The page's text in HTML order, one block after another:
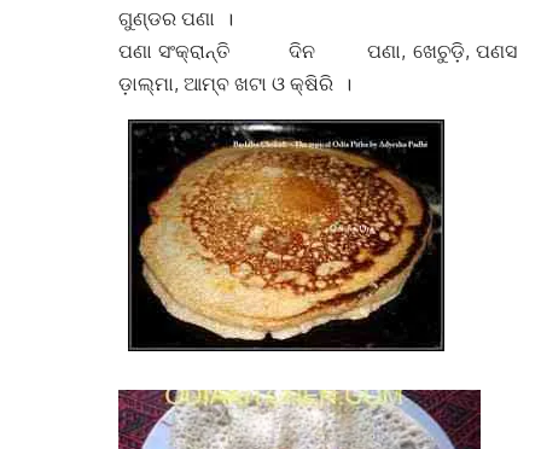
ଗୁଣ୍ଡର ପଣା ।
ପଣା ସଂକ୍ରାନ୍ତି ଦିନ ପଣା, ଖେଚୁଡ଼ି, ପଣସ
ଡ଼ାଲ୍ମା, ଆମ୍ବ ଖଟା ଓ କ୍ଷିରି ।